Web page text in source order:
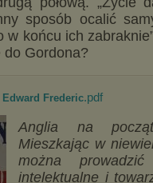
sposób ocalić
końcu ich
do Gordona?
Frederic.pdf
Anglia na
Mieszkając w
można
intelektualne i